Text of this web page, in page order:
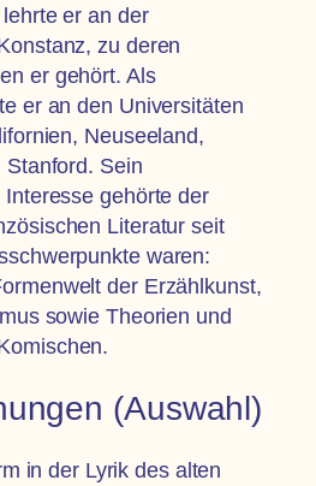
er an der
zu deren
er gehört. Als
er an den Universitäten
Neuseeland,
Sein
gehörte der
Literatur seit
waren:
der Erzählkunst,
sowie Theorien und
(Auswahl)
in der Lyrik des alten